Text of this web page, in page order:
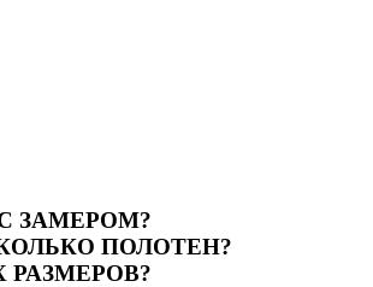
ЗАМЕРОМ?
ПОЛОТЕН?